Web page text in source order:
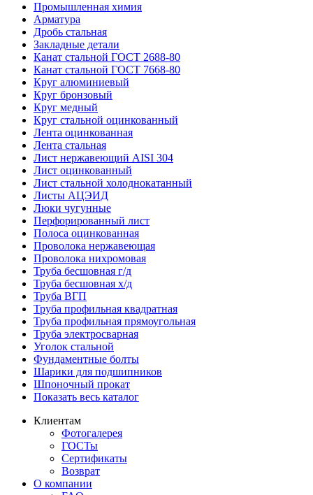
Промышленная химия
Арматура
Дробь стальная
Закладные детали
Канат стальной ГОСТ 2688-80
Канат стальной ГОСТ 7668-80
Круг алюминиевый
Круг бронзовый
Круг медный
Круг стальной оцинкованный
Лента оцинкованная
Лента стальная
Лист нержавеющий AISI 304
Лист оцинкованный
Лист стальной холоднокатанный
Листы АЦЭИД
Люки чугунные
Перфорированный лист
Полоса оцинкованная
Проволока нержавеющая
Проволока нихромовая
Труба бесшовная г/д
Труба бесшовная х/д
Труба ВГП
Труба профильная квадратная
Труба профильная прямоугольная
Труба электросварная
Уголок стальной
Фундаментные болты
Шарики для подшипников
Шпоночный прокат
Показать весь каталог
Клиентам
Фотогалерея
ГОСТы
Сертификаты
Возврат
О компании